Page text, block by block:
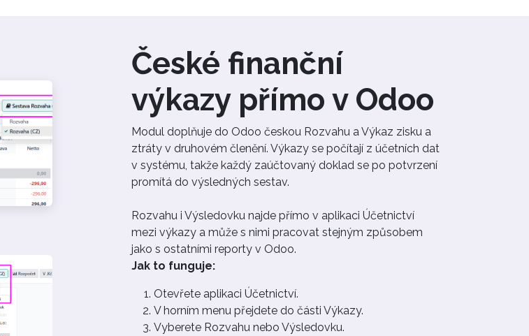
České finanční
výkazy přímo v Odoo
Modul doplňuje do Odoo českou Rozvahu a Výkaz zisku a
ztráty v druhovém členění. Výkazy se počítají z účetních dat
v systému, takže každý zaúčtovaný doklad se po potvrzení
promítá do výsledných sestav.
Rozvahu i Výsledovku najde přímo v aplikaci Účetnictví
mezi výkazy a může s nimi pracovat stejným způsobem
jako s ostatními reporty v Odoo.
Jak to funguje:
Otevřete aplikaci Účetnictví.
V horním menu přejdete do části Výkazy.
Vyberete Rozvahu nebo Výsledovku.